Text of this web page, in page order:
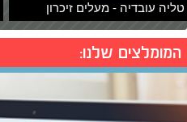
טליה עובדיה - מעלים זיכרון
המומלצים שלנו: